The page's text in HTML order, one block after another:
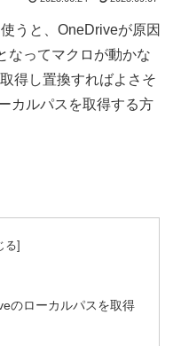
うと、OneDriveが原因
なってマクロが動かな
得し置換すればよさそ
カルパスを取得する方
のローカルパスを取得